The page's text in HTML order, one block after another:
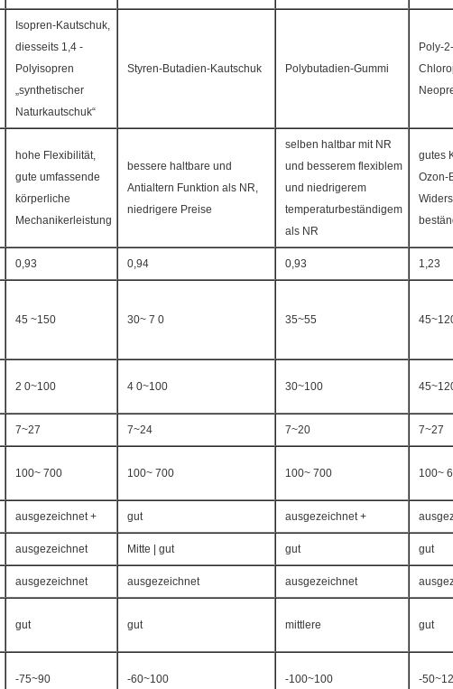
Isopren-Kautschuk,
diesseits 1,4 -
Polyisopren
„synthetischer
Naturkautschuk“
Styren-Butadien-Kautschuk Polybutadien-Gummi
Poly-
hohe Flexibilität,
gute umfassende
körperliche
Mechanikerleistung
bessere haltbare und
Antialtern Funktion als NR,
niedrigere Preise
selben haltbar mit NR
und besserem flexiblem
und niedrigerem
temperaturbeständigem
als NR
gutes
Ozon-
0,93 0,94 0,93 1,23
45 ~150 30~ 7 0 35~55
2 0~100 4 0~100 30~100
7~27 7~24 7~20 7~27
100~ 700 100~ 700 100~ 700 100~
ausgezeichnet + gut ausgezeichnet +
ausgezeichnet Mitte | gut gut gut
ausgezeichnet ausgezeichnet ausgezeichnet
gut gut mittlere gut
-75~90 -60~100 -100~100 -